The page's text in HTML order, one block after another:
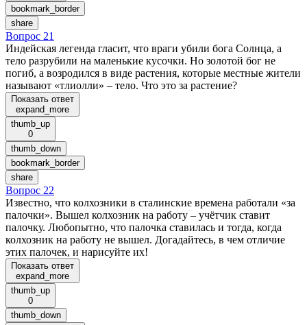
bookmark_border
share
Вопрос 21
Индейская легенда гласит, что враги убили бога Солнца, а
тело разрубили на маленькие кусочки. Но золотой бог не
погиб, а возродился в виде растения, которые местные жители
называют «тлиолли» – тело. Что это за растение?
Показать ответ
expand_more
thumb_up
0
thumb_down
bookmark_border
share
Вопрос 22
Известно, что колхозники в сталинские времена работали «за
палочки». Вышел колхозник на работу – учётчик ставит
палочку. Любопытно, что палочка ставилась и тогда, когда
колхозник на работу не вышел. Догадайтесь, в чем отличие
этих палочек, и нарисуйте их!
Показать ответ
expand_more
thumb_up
0
thumb_down